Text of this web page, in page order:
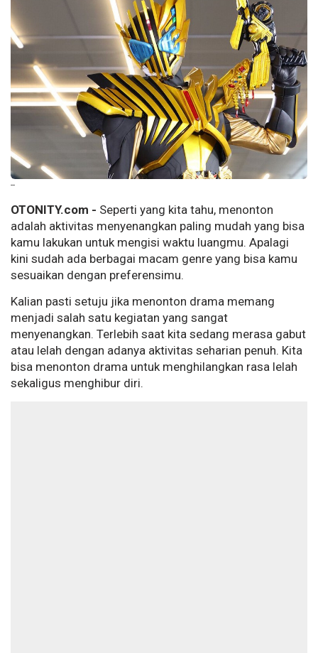
--
OTONITY.com - Seperti yang kita tahu, menonton
adalah aktivitas menyenangkan paling mudah yang bisa
kamu lakukan untuk mengisi waktu luangmu. Apalagi
kini sudah ada berbagai macam genre yang bisa kamu
sesuaikan dengan preferensimu.
Kalian pasti setuju jika menonton drama memang
menjadi salah satu kegiatan yang sangat
menyenangkan. Terlebih saat kita sedang merasa gabut
atau lelah dengan adanya aktivitas seharian penuh. Kita
bisa menonton drama untuk menghilangkan rasa lelah
sekaligus menghibur diri.